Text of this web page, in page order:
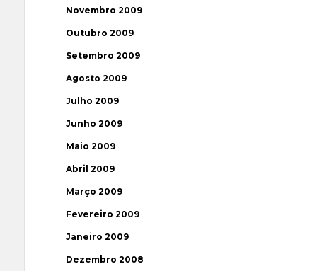
Novembro 2009
Outubro 2009
Setembro 2009
Agosto 2009
Julho 2009
Junho 2009
Maio 2009
Abril 2009
Março 2009
Fevereiro 2009
Janeiro 2009
Dezembro 2008